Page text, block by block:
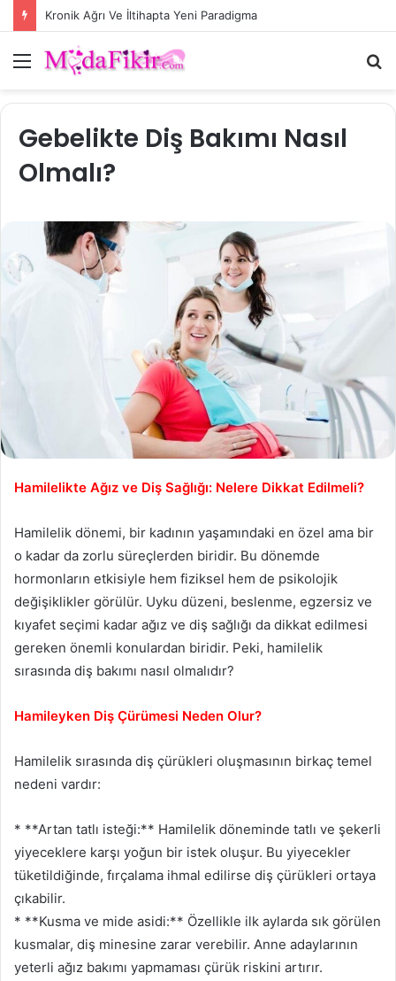
Kronik Ağrı Ve İltihapta Yeni Paradigma
Menü
Gebelikte Diş Bakımı Nasıl
Olmalı?
Hamilelikte Ağız ve Diş Sağlığı: Nelere Dikkat Edilmeli?
Hamilelik dönemi, bir kadının yaşamındaki en özel ama bir
o kadar da zorlu süreçlerden biridir. Bu dönemde
hormonların etkisiyle hem fiziksel hem de psikolojik
değişiklikler görülür. Uyku düzeni, beslenme, egzersiz ve
kıyafet seçimi kadar ağız ve diş sağlığı da dikkat edilmesi
gereken önemli konulardan biridir. Peki, hamilelik
sırasında diş bakımı nasıl olmalıdır?
Hamileyken Diş Çürümesi Neden Olur?
Hamilelik sırasında diş çürükleri oluşmasının birkaç temel
nedeni vardır:
* **Artan tatlı isteği:** Hamilelik döneminde tatlı ve şekerli
yiyeceklere karşı yoğun bir istek oluşur. Bu yiyecekler
tüketildiğinde, fırçalama ihmal edilirse diş çürükleri ortaya
çıkabilir.
* **Kusma ve mide asidi:** Özellikle ilk aylarda sık görülen
kusmalar, diş minesine zarar verebilir. Anne adaylarının
yeterli ağız bakımı yapmaması çürük riskini artırır.